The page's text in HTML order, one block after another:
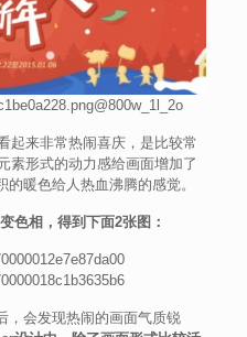
起来非常热闹喜庆，是比较常
素形式的动力感给画面增加了
暖色给人热血沸腾的感觉。
色相，得到下面2张图：
，会发现热闹的画面气质锐